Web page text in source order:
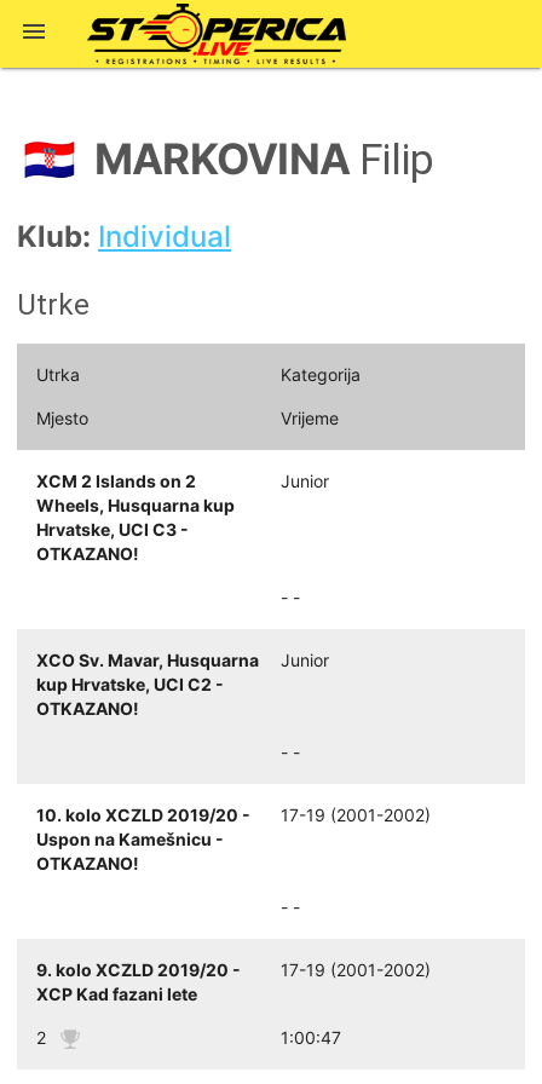

🇭🇷 MARKOVINA Filip
Klub: Individual
Utrke
Utrka Kategorija
Mjesto Vrijeme
XCM 2 Islands on 2
Wheels, Husquarna kup
Hrvatske, UCI C3 -
OTKAZANO!
Junior
- -
XCO Sv. Mavar, Husquarna
kup Hrvatske, UCI C2 -
OTKAZANO!
Junior
- -
10. kolo XCZLD 2019/20 -
Uspon na Kamešnicu -
OTKAZANO!
17-19 (2001-2002)
- -
9. kolo XCZLD 2019/20 -
XCP Kad fazani lete
17-19 (2001-2002)
2 1:00:47